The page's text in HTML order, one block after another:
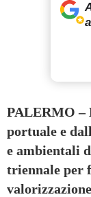
PALERMO –
portuale e
e ambientali
triennale per